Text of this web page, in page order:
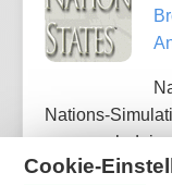
Nations-
ganz nach
für die Armen,
Cookie-